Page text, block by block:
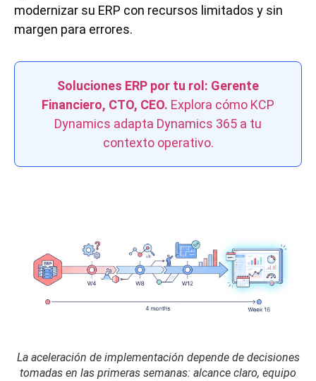
modernizar su ERP con recursos limitados y sin
margen para errores.
Soluciones ERP por tu rol: Gerente
Financiero, CTO, CEO. Explora cómo KCP
Dynamics adapta Dynamics 365 a tu
contexto operativo.
La aceleración de implementación depende de decisiones
tomadas en las primeras semanas: alcance claro, equipo